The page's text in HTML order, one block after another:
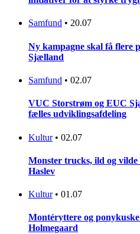
Samfund • 20.07
Ny kampagne skal få flere
Sjælland
Samfund • 02.07
VUC Storstrøm og EUC
fælles udviklingsafdeling
Kultur • 02.07
Monster trucks, ild og
Haslev
Kultur • 01.07
Montéryttere og
Holmegaard